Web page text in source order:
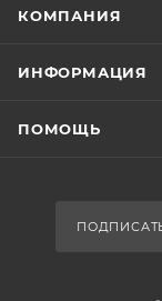
КОМПАНИЯ
ИНФОРМАЦИЯ
ПОМОЩЬ